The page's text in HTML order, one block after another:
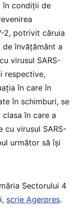
în condiţii de
2, potrivit căruia
învăţământ a
virusul SARS-
respective,
în care în
în schimburi, se
în care a
virusul SARS-
următor să îşi
Sectorului 4
scrie Agerpres.